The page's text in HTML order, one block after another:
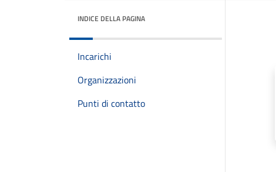
INDICE DELLA PAGINA
Incarichi
Organizzazioni
Punti di contatto